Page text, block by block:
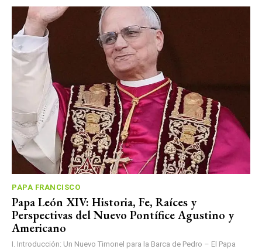
PAPA FRANCISCO
Papa León XIV: Historia, Fe, Raíces y
Perspectivas del Nuevo Pontífice Agustino y
Americano
I. Introducción: Un Nuevo Timonel para la Barca de Pedro – El Papa